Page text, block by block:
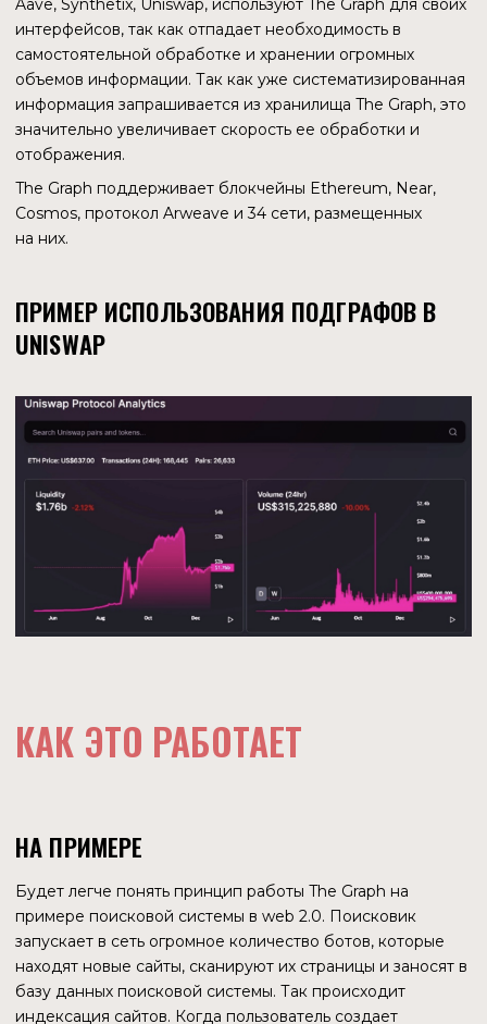
базу данных поисковой системы. Так происходит
индексация сайтов. Когда пользователь создает
поисковый запрос, то система ищет нужный результат не
в сети, а в своей базе. Именно благодаря индексации
результаты поиска выводятся практически мгновенно.
Проблема в том, что индексация, хранение и выдача
результатов происходят централизованно. Всем
управляет компания-владелец. Поэтому она может
влиять на выдачу результатов, манипулируя ими. Что
очень часто и происходит.
Только в отличие от централизованных поисковых
систем, в процессе задействованы тысячи участников,
ВИДЫ УЧАСТНИКОВ
он оптимистично оценивает потенциал, подает сигнал
GRT. После получения сигнала ноды начинают
индексировать подграф сканируя блокчейн на наличие
новых блоков. После завершения индексирования
пользователи могут просматривать результаты запроса в